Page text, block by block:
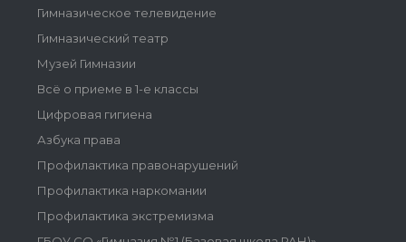
Гимназическое телевидение
Гимназический театр
Музей Гимназии
Всё о приеме в 1-е классы
Цифровая гигиена
Азбука права
Профилактика правонарушений
Профилактика наркомании
Профилактика экстремизма